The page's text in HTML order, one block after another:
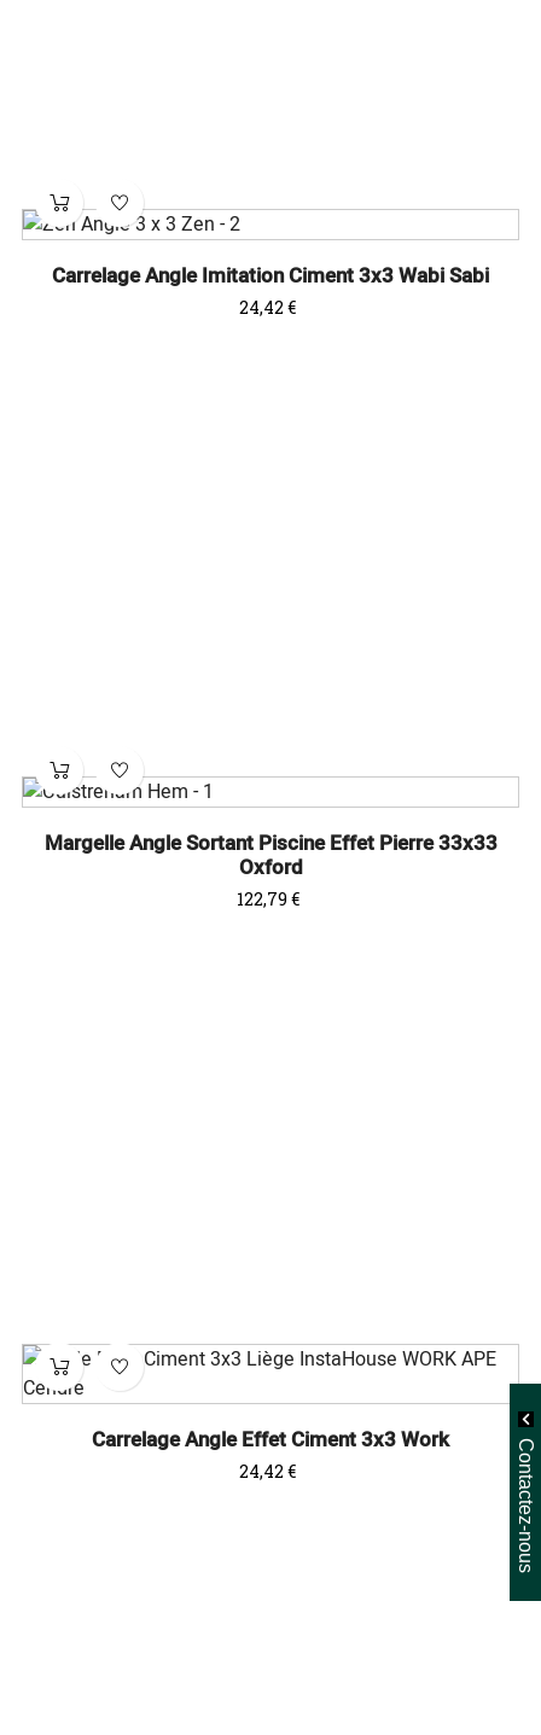
Carrelage Angle Imitation Ciment 3x3 Wabi Sabi
Prix
24,42 €
Margelle Angle Sortant Piscine Effet Pierre 33x33
Oxford
Prix
122,79 €
Carrelage Angle Effet Ciment 3x3 Work
Prix
24,42 € Contactez-nous